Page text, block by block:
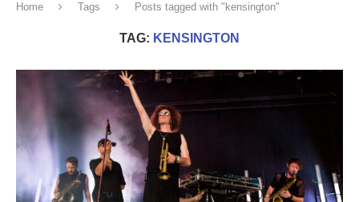
Home Tags Posts tagged with "kensington"
TAG: KENSINGTON